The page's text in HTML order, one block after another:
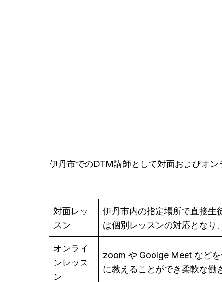
伊丹市でのDTM講師として対面およびオ
対面レッ
スン
伊丹市内の指定場所で直接生
は個別レッスンの対応となり
オンライ
ンレッス
ン
zoom や Goolge Meet など
に教えることができ柔軟な働